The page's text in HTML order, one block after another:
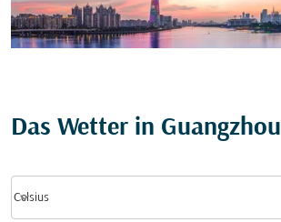
Das Wetter in Guangzhou
Celsius
keyboard_arrow_down